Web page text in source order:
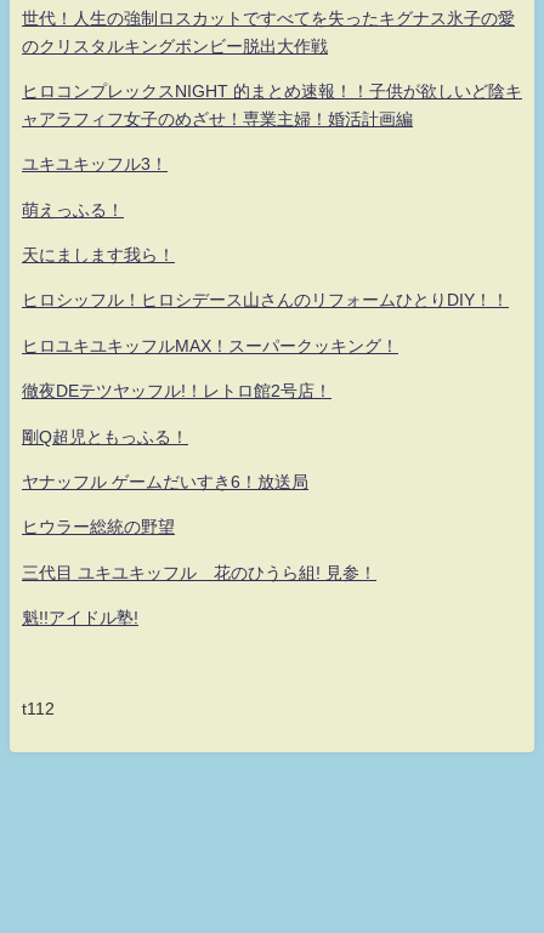
世代！人生の強制ロスカットですべてを失ったキグナス氷子の愛
のクリスタルキングボンビー脱出大作戦
ヒロコンプレックスNIGHT 的まとめ速報！！子供が欲しいど陰キ
ャアラフィフ女子のめざせ！専業主婦！婚活計画編
ユキユキッフル3！
萌えっふる！
天にまします我ら！
ヒロシッフル！ヒロシデース山さんのリフォームひとりDIY！！
ヒロユキユキッフルMAX！スーパークッキング！
徹夜DEテツヤッフル!！レトロ館2号店！
剛Q超児ともっふる！
ヤナッフル ゲームだいすき6！放送局
ヒウラー総統の野望
三代目 ユキユキッフル 花のひうら組! 見参！
魁!!アイドル塾!
t112